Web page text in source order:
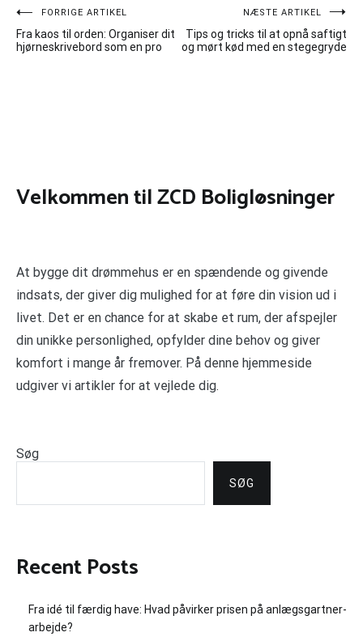
Indlægsnavigation
FORRIGE ARTIKEL
Fra kaos til orden: Organiser dit
hjørneskrivebord som en pro
NÆSTE ARTIKEL
Tips og tricks til at opnå saftigt
og mørt kød med en stegegryde
Velkommen til ZCD Boligløsninger
At bygge dit drømmehus er en spændende og givende
indsats, der giver dig mulighed for at føre din vision ud i
livet. Det er en chance for at skabe et rum, der afspejler
din unikke personlighed, opfylder dine behov og giver
komfort i mange år fremover. På denne hjemmeside
udgiver vi artikler for at vejlede dig.
Søg
SØG
Recent Posts
Fra idé til færdig have: Hvad påvirker prisen på anlægsgartner-
arbejde?